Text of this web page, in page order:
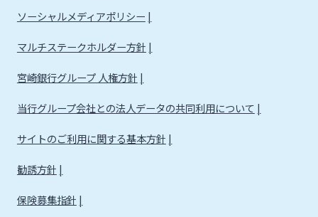
ソーシャルメディアポリシー
マルチステークホルダー方針
宮崎銀行グループ 人権方針
当行グループ会社との法人データの共同利用について
サイトのご利用に関する基本方針
勧誘方針
保険募集指針